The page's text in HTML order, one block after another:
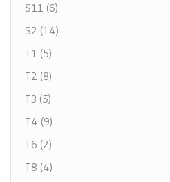
S11 (6)
S2 (14)
T1 (5)
T2 (8)
T3 (5)
T4 (9)
T6 (2)
T8 (4)